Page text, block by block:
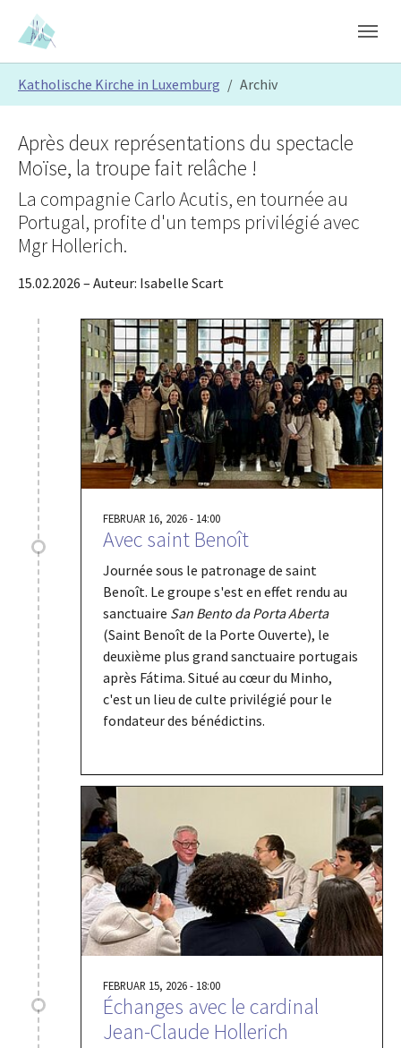
Skip to main content
Skip to page footer
Katholische Kirche in Luxemburg Archiv
FEBRUAR 16, 2026 - 14:00
Avec saint Benoît
Journée sous le patronage de saint
Benoît. Le groupe s'est en effet rendu au
sanctuaire San Bento da Porta Aberta
(Saint Benoît de la Porte Ouverte), le
deuxième plus grand sanctuaire portugais
après Fátima. Situé au cœur du Minho,
c'est un lieu de culte privilégié pour le
fondateur des bénédictins.
FEBRUAR 15, 2026 - 18:00
Échanges avec le cardinal
Jean-Claude Hollerich
Après deux représentations du spectacle
Moïse, la troupe fait relâche !
La compagnie Carlo Acutis, en tournée au
Portugal, profite d'un temps privilégié avec
Mgr Hollerich.
15.02.2026 – Auteur: Isabelle Scart